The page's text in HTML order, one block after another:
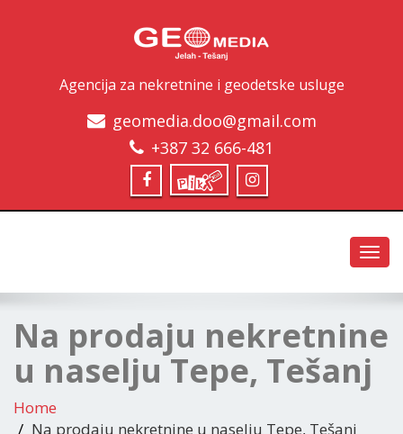
Agencija za nekretnine i geodetske usluge
geomedia.doo@gmail.com
+387 32 666-481
Na prodaju nekretnine
u naselju Tepe, Tešanj
Home
Na prodaju nekretnine u naselju Tepe, Tešanj